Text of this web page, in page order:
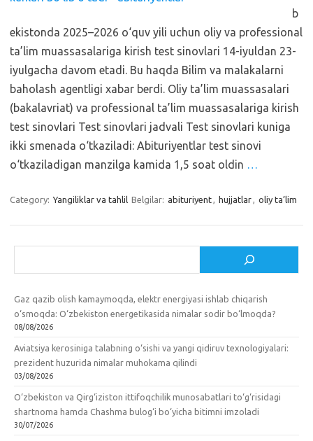
b
ekistonda 2025–2026 o‘quv yili uchun oliy va professional
ta’lim muassasalariga kirish test sinovlari 14-iyuldan 23-
iyulgacha davom etadi. Bu haqda Bilim va malakalarni
baholash agentligi xabar berdi. Oliy ta’lim muassasalari
(bakalavriat) va professional ta’lim muassasalariga kirish
test sinovlari Test sinovlari jadvali Test sinovlari kuniga
ikki smenada o‘tkaziladi: Abituriyentlar test sinovi
o‘tkaziladigan manzilga kamida 1,5 soat oldin …
Category: Yangiliklar va tahlil Belgilar: abituriyent, hujjatlar, oliy ta’lim
Gaz qazib olish kamaymoqda, elektr energiyasi ishlab chiqarish
o‘smoqda: O‘zbekiston energetikasida nimalar sodir bo‘lmoqda?
08/08/2026
Aviatsiya kerosiniga talabning o‘sishi va yangi qidiruv texnologiyalari:
prezident huzurida nimalar muhokama qilindi
03/08/2026
O‘zbekiston va Qirg‘iziston ittifoqchilik munosabatlari to‘g‘risidagi
shartnoma hamda Chashma bulog‘i bo‘yicha bitimni imzoladi
30/07/2026